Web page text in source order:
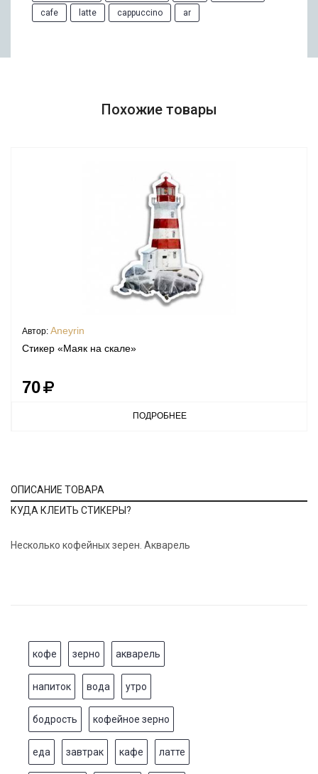
cafe latte cappuccino ar
Похожие товары
Автор: Aneyrin
Стикер «Маяк на скале»
70
ПОДРОБНЕЕ
ОПИСАНИЕ ТОВАРА
КУДА КЛЕИТЬ СТИКЕРЫ?
Несколько кофейных зерен. Акварель
кофе зерно акварель
напиток вода утро
бодрость кофейное зерно
еда завтрак кафе латте